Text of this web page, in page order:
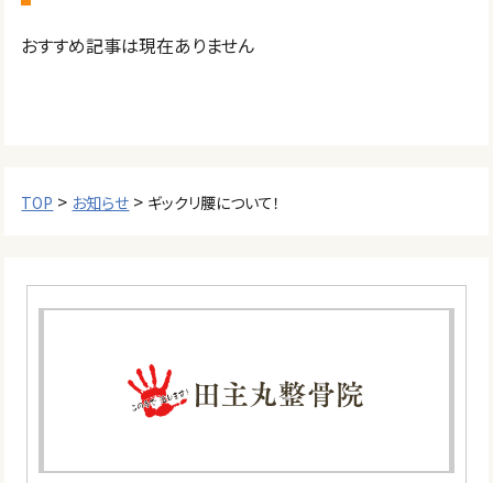
おすすめ記事は現在ありません
TOP > お知らせ > ギックリ腰について！